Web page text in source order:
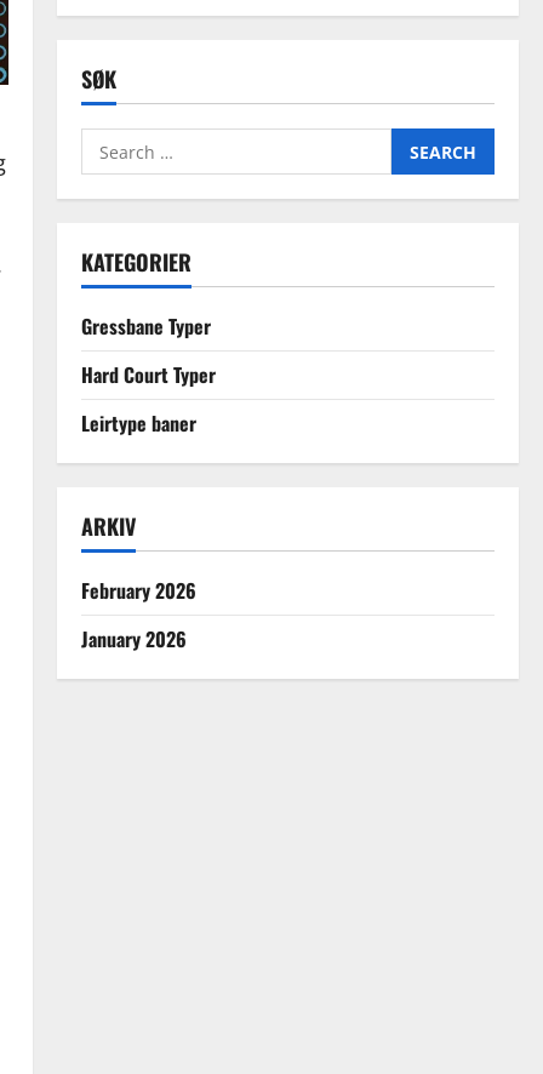
SØK
Search
for:
KATEGORIER
Gressbane Typer
Hard Court Typer
Leirtype baner
ARKIV
February 2026
January 2026